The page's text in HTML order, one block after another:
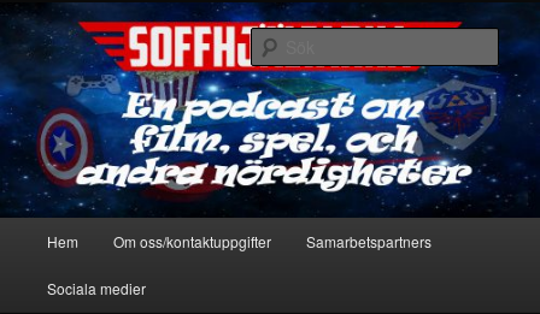
Hoppa
primärt
innehållSoffhjältarna
En podcast om film, spel & andra nördigheter
Sök
Hem Om oss/kontaktuppgifter Samarbetspartners
Sociala medier